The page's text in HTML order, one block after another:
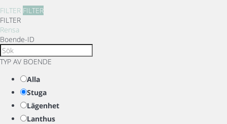
FILTER FILTER
FILTER
Rensa
Boende-ID
TYP AV BOENDE
Alla
Stuga
Lägenhet
Lanthus